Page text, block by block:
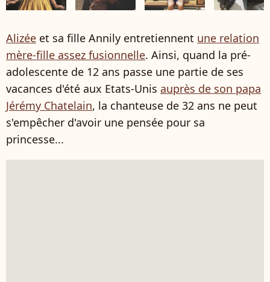
Alizée et sa fille Annily entretiennent une relation
mère-fille assez fusionnelle. Ainsi, quand la pré-
adolescente de 12 ans passe une partie de ses
vacances d'été aux Etats-Unis auprès de son papa
Jérémy Chatelain, la chanteuse de 32 ans ne peut
s'empêcher d'avoir une pensée pour sa
princesse...